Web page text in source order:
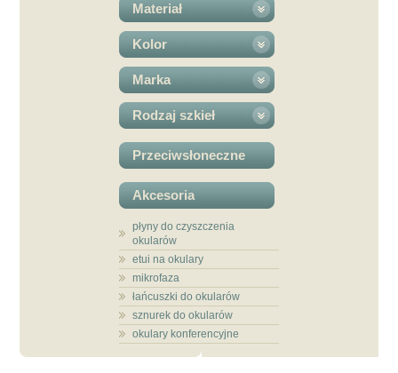
Materiał
Kolor
Marka
Rodzaj szkieł
Przeciwsłoneczne
Akcesoria
płyny do czyszczenia
okularów
etui na okulary
mikrofaza
łańcuszki do okularów
sznurek do okularów
okulary konferencyjne